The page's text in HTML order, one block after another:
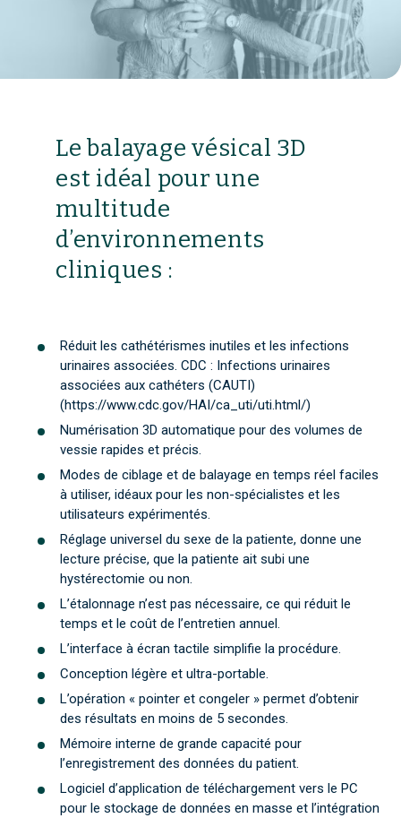
Le balayage vésical 3D
est idéal pour une
multitude
d’environnements
cliniques :
Réduit les cathétérismes inutiles et les infections
urinaires associées. CDC : Infections urinaires
associées aux cathéters (CAUTI)
(https://www.cdc.gov/HAI/ca_uti/uti.html/)
Numérisation 3D automatique pour des volumes de
vessie rapides et précis.
Modes de ciblage et de balayage en temps réel faciles
à utiliser, idéaux pour les non-spécialistes et les
utilisateurs expérimentés.
Réglage universel du sexe de la patiente, donne une
lecture précise, que la patiente ait subi une
hystérectomie ou non.
L’étalonnage n’est pas nécessaire, ce qui réduit le
temps et le coût de l’entretien annuel.
L’interface à écran tactile simplifie la procédure.
Conception légère et ultra-portable.
L’opération « pointer et congeler » permet d’obtenir
des résultats en moins de 5 secondes.
Mémoire interne de grande capacité pour
l’enregistrement des données du patient.
Logiciel d’application de téléchargement vers le PC
pour le stockage de données en masse et l’intégration